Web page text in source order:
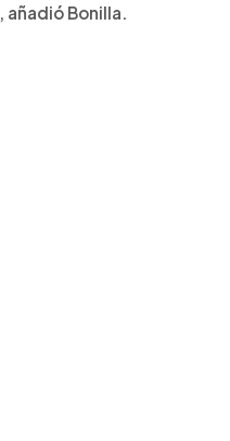
añadió Bonilla.